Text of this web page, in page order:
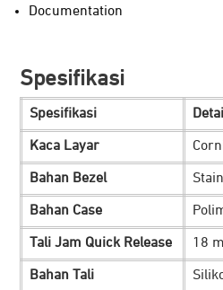
memukau mnggunakan bezel
yang kuat dan
ringan
berukuran 1.2 inci dengan
itu membuat pengalaman
digunakan.
smartwatch,
dengan data kebugaran
Documentation
Spesifikasi
Spesifikasi
Kaca Layar
Bahan Bezel
Bahan Case
Tali Jam Quick Release 18
Bahan Tali